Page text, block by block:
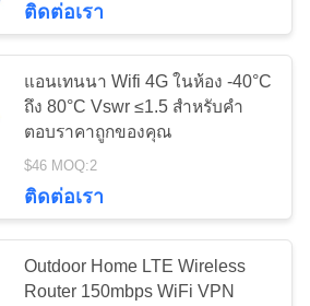
ร์ CPE กลาง
LTE
26
ติดต่อเรา
แอนเทนนา Wifi 4G ในห้อง -40°C
ถึง 80°C Vswr ≤1.5 สําหรับคํา
ตอบราคาถูกของคุณ
$46 MOQ:2
ติดต่อเรา
Outdoor Home LTE Wireless
Router 150mbps WiFi VPN